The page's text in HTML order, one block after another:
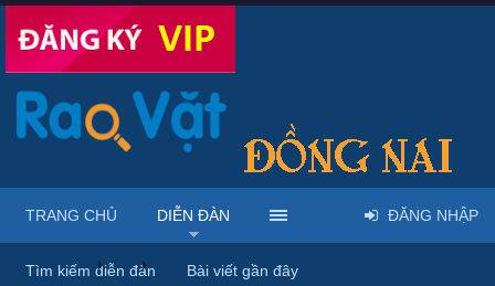
Diễn đàn ... Rao vặt tổng hợp - Uy tín - Miễn phí
TRANG CHỦ DIỄN ĐÀN
Tìm kiếm diễn đàn Bài viết gần đây
ĐĂNG NHẬP